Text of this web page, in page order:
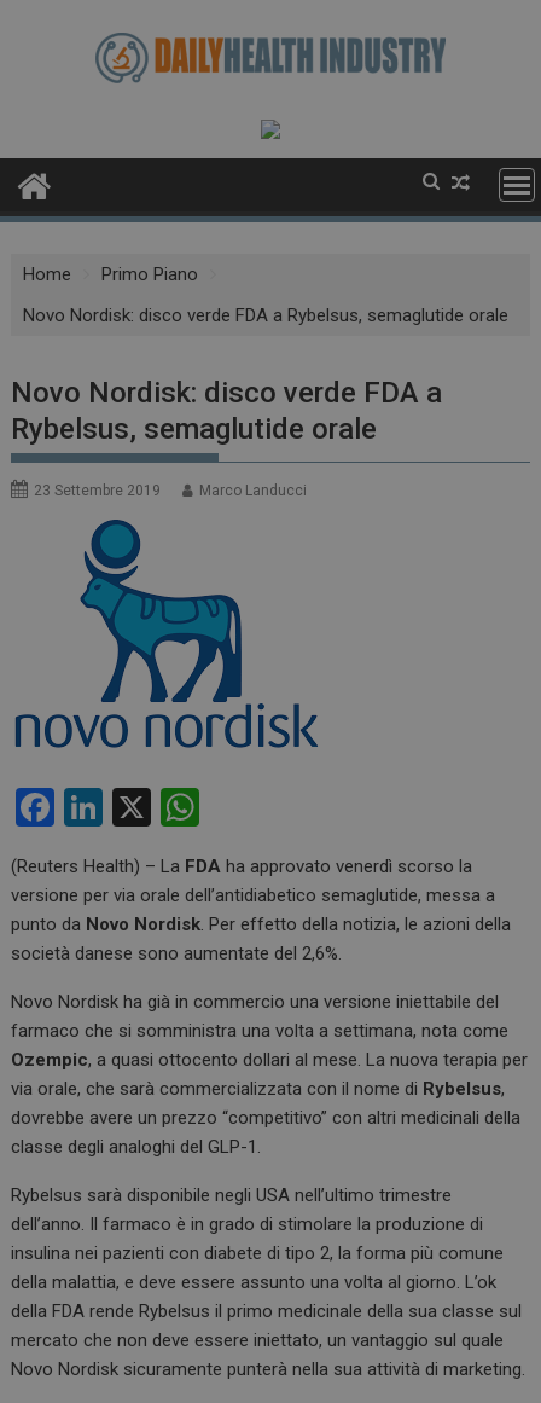
Home
Primo Piano
Novo Nordisk: disco verde FDA a Rybelsus, semaglutide orale
Novo Nordisk: disco verde FDA a
Rybelsus, semaglutide orale
23 Settembre 2019 Marco Landucci
F
ce
b
o
o
k
Li
ke
dI
n
X
at
s
A
p
p
(Reuters Health) – La FDA ha approvato venerdì scorso la
versione per via orale dell’antidiabetico semaglutide, messa a
punto da Novo Nordisk . Per effetto della notizia, le azioni della
società danese sono aumentate del 2,6%.
Novo Nordisk ha già in commercio una versione iniettabile del
farmaco che si somministra una volta a settimana, nota come
Ozempic, a quasi ottocento dollari al mese. La nuova terapia per
via orale, che sarà commercializzata con il nome di Rybelsus,
dovrebbe avere un prezzo “competitivo” con altri medicinali della
classe degli analoghi del GLP-1.
Rybelsus sarà disponibile negli USA nell’ultimo trimestre
dell’anno. Il farmaco è in grado di stimolare la produzione di
insulina nei pazienti con diabete di tipo 2, la forma più comune
della malattia, e deve essere assunto una volta al giorno. L’ok
della FDA rende Rybelsus il primo medicinale della sua classe sul
mercato che non deve essere iniettato, un vantaggio sul quale
Novo Nordisk sicuramente punterà nella sua attività di marketing.